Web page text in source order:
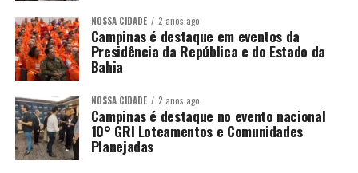
NOSSA CIDADE 2 anos ago
Campinas é destaque em eventos da
Presidência da República e do Estado da
Bahia
NOSSA CIDADE 2 anos ago
Campinas é destaque no evento nacional
10° GRI Loteamentos e Comunidades
Planejadas